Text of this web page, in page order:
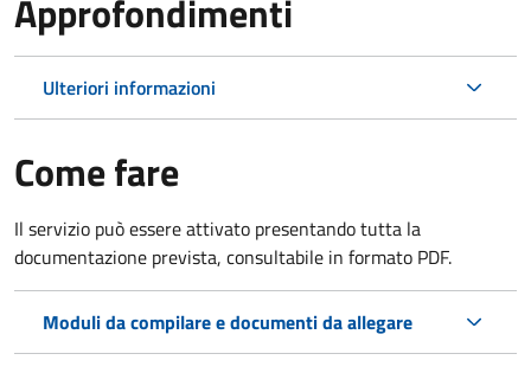
Approfondimenti
Ulteriori informazioni
Come fare
Il servizio può essere attivato presentando tutta la
documentazione prevista, consultabile in formato PDF.
Moduli da compilare e documenti da allegare